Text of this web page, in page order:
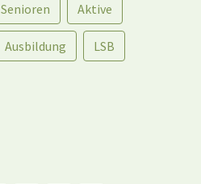
Senioren Aktive
Ausbildung LSB